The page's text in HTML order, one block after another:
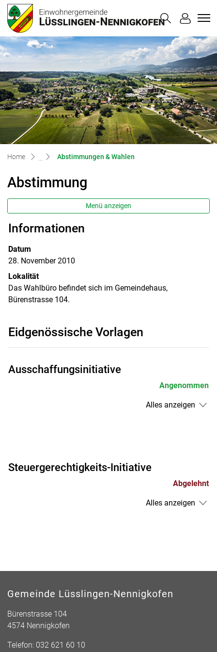
zur Startseite
Direkt zur Hauptnavigation
Direkt zum Inhalt
Direkt zur Suche
Direkt zum Stichwortverzeichnis
Home Abstimmungen & Wahlen
Abstimmung
Menü anzeigen
Informationen
Datum
28. November 2010
Lokalität
Das Wahlbüro befindet sich im Gemeindehaus,
Bürenstrasse 104.
Eidgenössische Vorlagen
Ausschaffungsinitiative
Angenommen
Alles anzeigen
Steuergerechtigkeits-Initiative
Abgelehnt
Alles anzeigen
Gemeinde Lüsslingen-Nennigkofen
Bürenstrasse 104
4574 Nennigkofen
Telefon: 032 621 60 10